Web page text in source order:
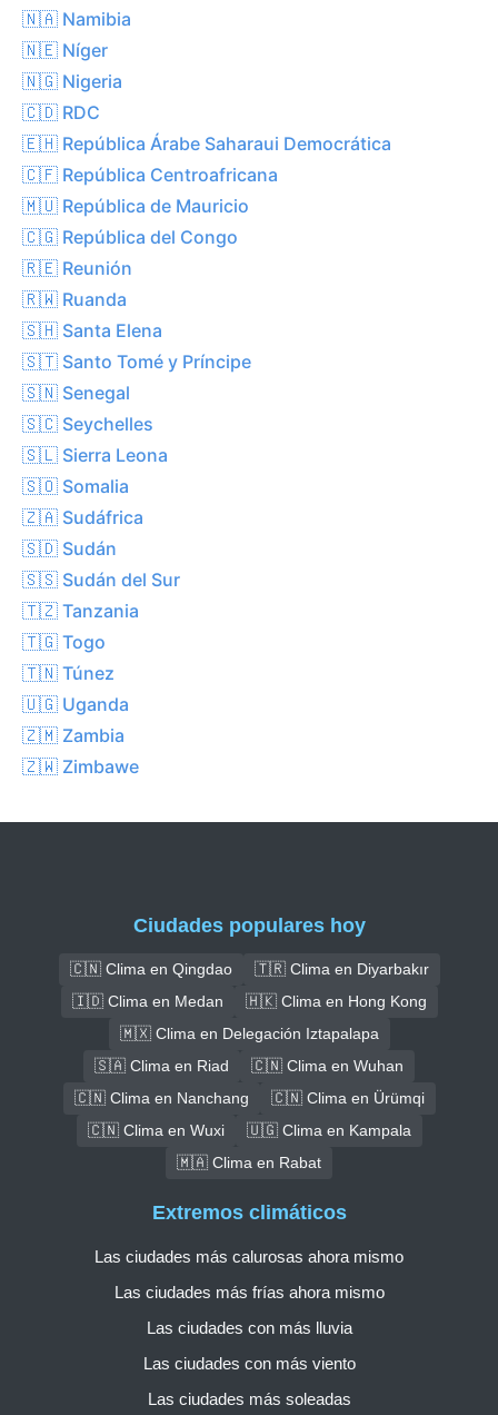
🇳🇦 Namibia
🇳🇪 Níger
🇳🇬 Nigeria
🇨🇩 RDC
🇪🇭 República Árabe Saharaui Democrática
🇨🇫 República Centroafricana
🇲🇺 República de Mauricio
🇨🇬 República del Congo
🇷🇪 Reunión
🇷🇼 Ruanda
🇸🇭 Santa Elena
🇸🇹 Santo Tomé y Príncipe
🇸🇳 Senegal
🇸🇨 Seychelles
🇸🇱 Sierra Leona
🇸🇴 Somalia
🇿🇦 Sudáfrica
🇸🇩 Sudán
🇸🇸 Sudán del Sur
🇹🇿 Tanzania
🇹🇬 Togo
🇹🇳 Túnez
🇺🇬 Uganda
🇿🇲 Zambia
🇿🇼 Zimbawe
Ciudades populares hoy
🇨🇳 Clima en Qingdao
🇹🇷 Clima en Diyarbakır
🇮🇩 Clima en Medan
🇭🇰 Clima en Hong Kong
🇲🇽 Clima en Delegación Iztapalapa
🇸🇦 Clima en Riad
🇨🇳 Clima en Wuhan
🇨🇳 Clima en Nanchang
🇨🇳 Clima en Ürümqi
🇨🇳 Clima en Wuxi
🇺🇬 Clima en Kampala
🇲🇦 Clima en Rabat
Extremos climáticos
Las ciudades más calurosas ahora mismo
Las ciudades más frías ahora mismo
Las ciudades con más lluvia
Las ciudades con más viento
Las ciudades más soleadas